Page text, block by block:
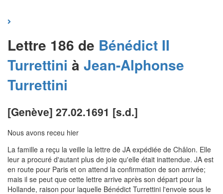
Lettre 186 de Bénédict II
Turrettini à Jean-Alphonse
Turrettini
[Genève] 27.02.1691 [s.d.]
Nous avons receu hier
La famille a reçu la veille la lettre de JA expédiée de Châlon. Elle
leur a procuré d'autant plus de joie qu'elle était inattendue. JA est
en route pour Paris et on attend la confirmation de son arrivée;
mais il se peut que cette lettre arrive après son départ pour la
Hollande, raison pour laquelle Bénédict Turrettini l'envoie sous le